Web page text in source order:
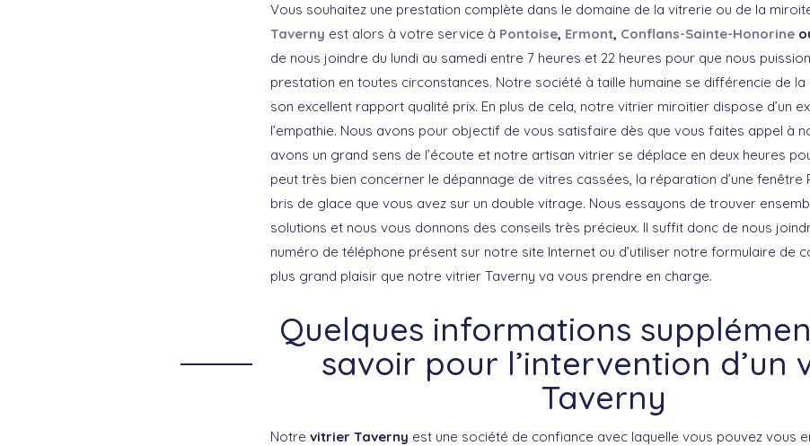
Vous souhaitez une prestation complète dans le domaine de la vitrerie ou de la
Taverny est alors à votre service à Pontoise, Ermont, Conflans-Sainte-Honorine
de nous joindre du lundi au samedi entre 7 heures et 22 heures pour que nous
prestation en toutes circonstances. Notre société à taille humaine se différencie de
son excellent rapport qualité prix. En plus de cela, notre vitrier miroitier dispose d’un
l’empathie. Nous avons pour objectif de vous satisfaire dès que vous faites appel à
avons un grand sens de l’écoute et notre artisan vitrier se déplace en deux heures
peut très bien concerner le dépannage de vitres cassées, la réparation d’une fenêtre
bris de glace que vous avez sur un double vitrage. Nous essayons de trouver
solutions et nous vous donnons des conseils très précieux. Il suffit donc de nous
numéro de téléphone présent sur notre site Internet ou d’utiliser notre formulaire de
plus grand plaisir que notre vitrier Taverny va vous prendre en charge.
Quelques informations
savoir pour l’intervention d’un
Taverny
Notre vitrier Taverny est une société de confiance avec laquelle vous pouvez vous